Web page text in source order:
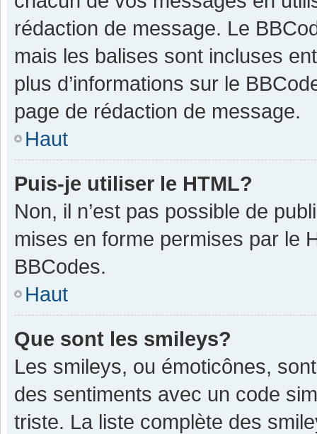
rédaction de message. Le
mais les balises sont incluses
plus d’informations sur le
page de rédaction de message.
Haut
Puis-je utiliser le HTML?
Non, il n’est pas possible de
mises en forme permises par le
BBCodes.
Haut
Que sont les smileys?
Les smileys, ou émoticônes,
des sentiments avec un code
triste. La liste complète des